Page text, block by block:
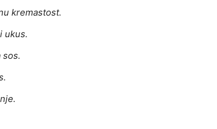
kremastost.
ukus.
sos.